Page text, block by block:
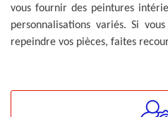
vous fournir des peintures
personnalisations variés. Si
repeindre vos pièces, faites